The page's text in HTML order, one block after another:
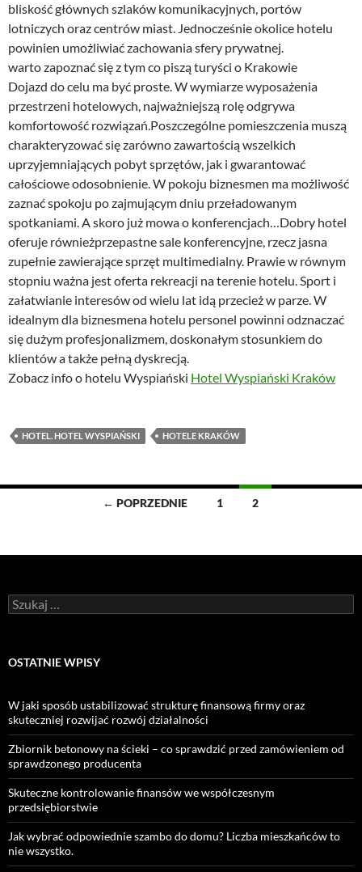
bliskość głównych szlaków komunikacyjnych, portów
lotniczych oraz centrów miast. Jednocześnie okolice hotelu
powinien umożliwiać zachowania sfery prywatnej.
warto zapoznać się z tym co piszą turyści o Krakowie
Dojazd do celu ma być proste. W wymiarze wyposażenia
przestrzeni hotelowych, najważniejszą rolę odgrywa
komfortowość rozwiązań.Poszczególne pomieszczenia muszą
charakteryzować się zarówno zawartością wszelkich
uprzyjemniających pobyt sprzętów, jak i gwarantować
całościowe odosobnienie. W pokoju biznesmen ma możliwość
zaznać spokoju po zajmującym dniu przeładowanym
spotkaniami. A skoro już mowa o konferencjach…Dobry hotel
oferuje równieżprzepastne sale konferencyjne, rzecz jasna
zupełnie zawierające sprzęt multimedialny. Prawie w równym
stopniu ważna jest oferta rekreacji na terenie hotelu. Sport i
załatwianie interesów od wielu lat idą przecież w parze. W
idealnym dla biznesmena hotelu personel powinni odznaczać
się dużym profesjonalizmem, doskonałym stosunkiem do
klientów a także pełną dyskrecją.
Zobacz info o hotelu Wyspiański Hotel Wyspiański Kraków
HOTEL. HOTEL WYSPIAŃSKI HOTELE KRAKÓW
wpisach
← POPRZEDNIE 1 2
Szukaj:
OSTATNIE WPISY
W jaki sposób ustabilizować strukturę finansową firmy oraz
skuteczniej rozwijać rozwój działalności
Zbiornik betonowy na ścieki – co sprawdzić przed zamówieniem od
sprawdzonego producenta
Skuteczne kontrolowanie finansów we współczesnym
przedsiębiorstwie
Jak wybrać odpowiednie szambo do domu? Liczba mieszkańców to
nie wszystko.